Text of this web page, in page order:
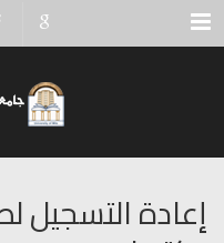
Menu
إعادة التسجيل